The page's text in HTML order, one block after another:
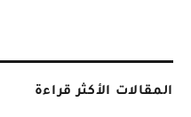
المقالات الأكثر قراءة